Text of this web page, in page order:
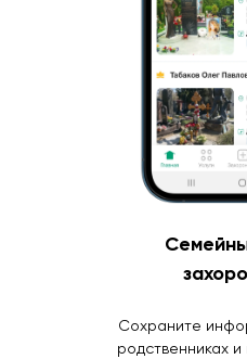
Сохраните
родственниках